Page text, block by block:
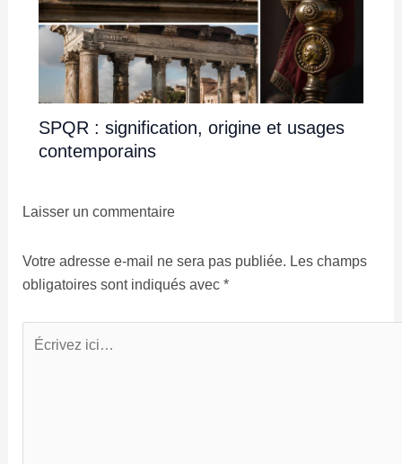
SPQR : signification, origine et usages
contemporains
Laisser un commentaire
Votre adresse e-mail ne sera pas publiée. Les champs
obligatoires sont indiqués avec *